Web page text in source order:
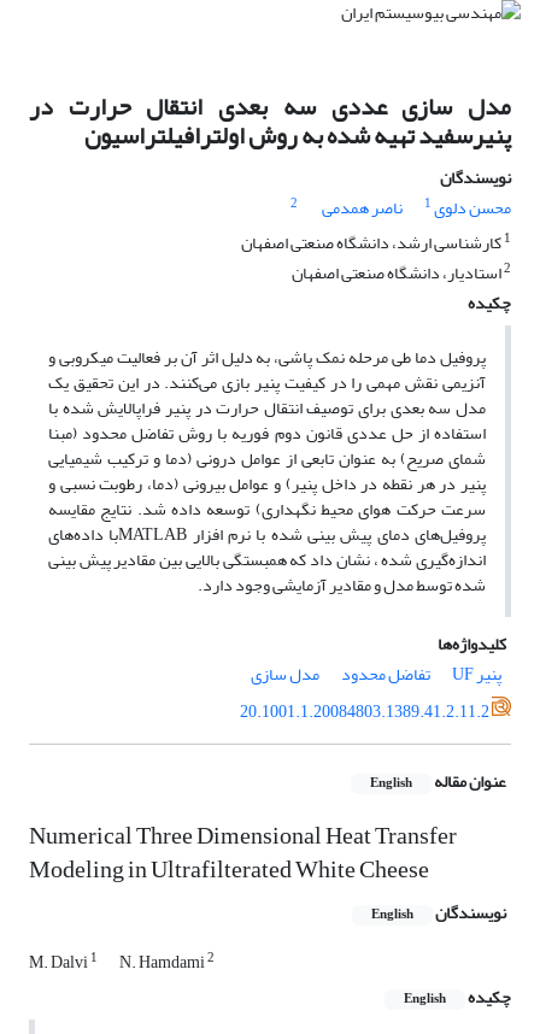
مدل سازی عددی سه بعدی انتقال حرارت در
پنیرسفید تهیه شده به روش اولترافیلتراسیون
نویسندگان
محسن دلوی1 ناصر همدمی
2
1کارشناسی ارشد، دانشگاه صنعتی اصفهان
2استادیار، دانشگاه صنعتی اصفهان
چکیده
پروفیل دما طی مرحله نمک پاشی، به دلیل اثر آن بر فعالیت میکروبی و
آنزیمی نقش مهمی را در کیفیت پنیر بازی می‌کنند. در این تحقیق یک
مدل سه بعدی برای توصیف انتقال حرارت در پنیر فراپالایش شده با
استفاده از حل عددی قانون دوم فوریه با روش تفاضل محدود (مبنا
شمای صریح) به عنوان تابعی از عوامل درونی (دما و ترکیب شیمیایی
پنیر در هر نقطه در داخل پنیر) و عوامل بیرونی (دما، رطوبت نسبی و
سرعت حرکت هوای محیط نگهداری) توسعه داده شد. نتایج مقایسه
پروفیل‌های دمای پیش بینی شده با نرم افزار MATLABبا داده‌های
اندازه‌گیری شده ، نشان داد که همبستگی بالایی بین مقادیر پیش بینی
شده توسط مدل و مقادیر آزمایشی وجود دارد.
کلیدواژه‌ها
پنیر UF
تفاضل محدود
مدل سازی
20.1001.1.20084803.1389.41.2.11.2
عنوان مقاله English
Numerical Three Dimensional Heat Transfer
Modeling in Ultrafilterated White Cheese
نویسندگان English
M. Dalvi1 N. Hamdami2
چکیده English